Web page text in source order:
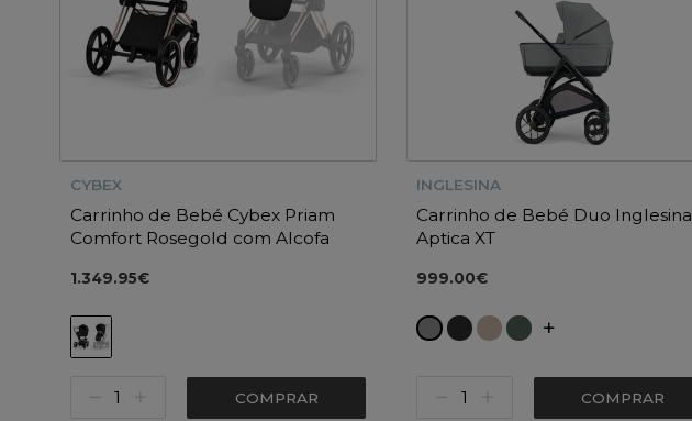
CYBEX
Carrinho de Bebé Cybex Priam
Comfort Rosegold com Alcofa
1.349.95€
COMPRAR
INGLESINA
Carrinho de Bebé Duo Inglesina
Aptica XT
999.00€
COMPRAR